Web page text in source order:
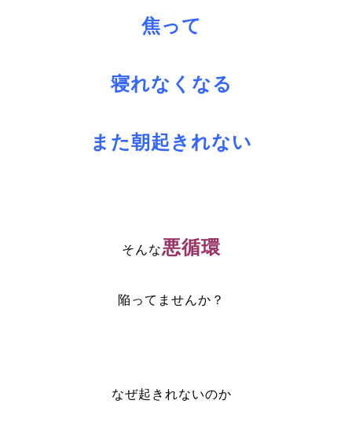
焦って
寝れなくなる
また朝起きれない
そんな悪循環
陥ってませんか？
なぜ起きれないのか